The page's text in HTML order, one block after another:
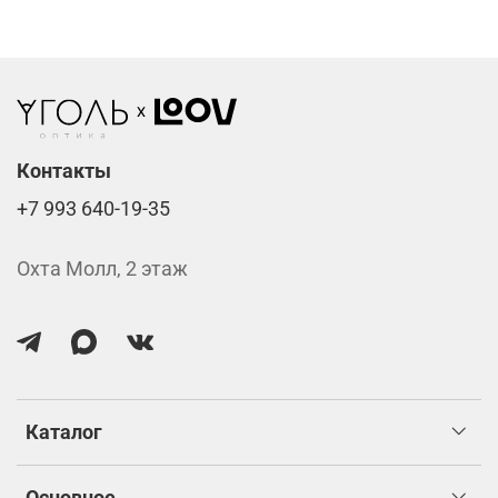
Каталог
Контакты
+7 993 640-19-35
Охта Молл, 2 этаж